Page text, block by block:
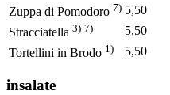
Zuppa di Pomodoro 7) 5,50
Stracciatella 3) 7)
5,50
Tortellini in Brodo 1) 5,50
insalate